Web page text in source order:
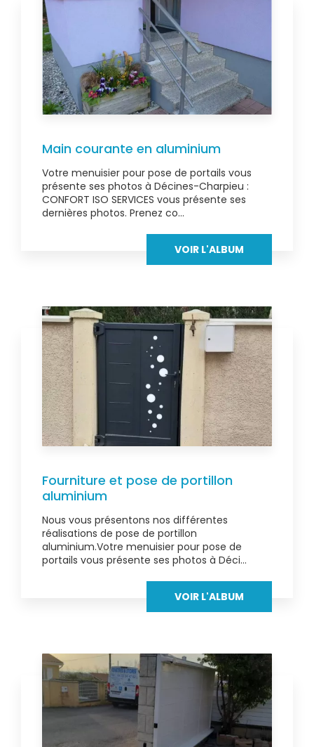
Main courante en aluminium
Votre menuisier pour pose de portails vous
présente ses photos à Décines-Charpieu :
CONFORT ISO SERVICES vous présente ses
dernières photos. Prenez co...
VOIR L'ALBUM
Fourniture et pose de portillon
aluminium
Nous vous présentons nos différentes
réalisations de pose de portillon
aluminium.Votre menuisier pour pose de
portails vous présente ses photos à Déci...
VOIR L'ALBUM